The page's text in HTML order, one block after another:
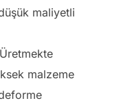
maliyetli
malzeme